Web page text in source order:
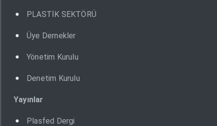
PLASTİK SEKTÖRÜ
Üye Dernekler
Yönetim Kurulu
Denetim Kurulu
Yayınlar
Plasfed Dergi